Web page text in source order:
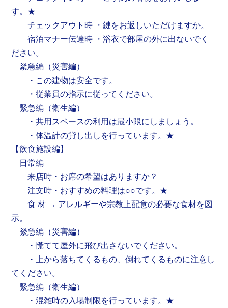
す。★
チェックアウト時 ・鍵をお返しいただけますか。
宿泊マナー伝達時 ・浴衣で部屋の外に出ないでく
ださい。
緊急編（災害編）
・この建物は安全です。
・従業員の指示に従ってください。
緊急編（衛生編）
・共用スペースの利用は最小限にしましょう。
・体温計の貸し出しを行っています。★
【飲食施設編】
日常編
来店時・お席の希望はありますか？
注文時・おすすめの料理は○○です。★
食 材 → アレルギーや宗教上配意の必要な食材を図
示。
緊急編（災害編）
・慌てて屋外に飛び出さないでください。
・上から落ちてくるもの、倒れてくるものに注意し
てください。
緊急編（衛生編）
・混雑時の入場制限を行っています。★